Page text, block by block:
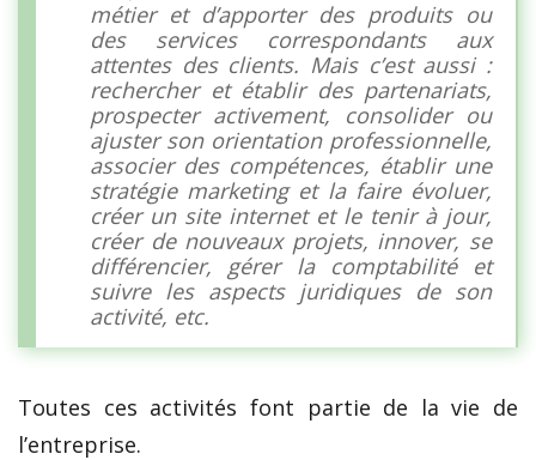
métier et d’apporter des produits ou
des services correspondants aux
attentes des clients. Mais c’est aussi :
rechercher et établir des partenariats,
prospecter activement, consolider ou
ajuster son orientation professionnelle,
associer des compétences, établir une
stratégie marketing et la faire évoluer,
créer un site internet et le tenir à jour,
créer de nouveaux projets, innover, se
différencier, gérer la comptabilité et
suivre les aspects juridiques de son
activité, etc.
Toutes ces activités font partie de la vie de
l’entreprise.